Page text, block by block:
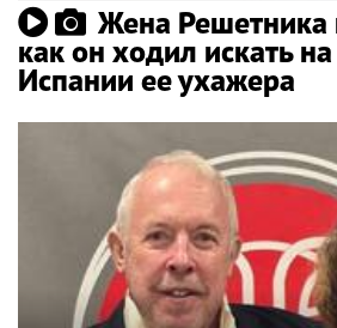
Жена Решетника
как он ходил искать
Испании ее ухажера